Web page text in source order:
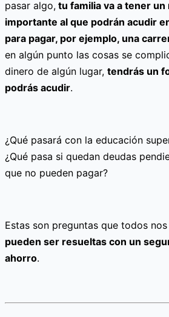
pasar algo, tu familia va a tener
importante al que podrán acudir
para pagar, por ejemplo, una
en algún punto las cosas se
dinero de algún lugar, tendrás un
podrás acudir.
¿Qué pasará con la educación
¿Qué pasa si quedan deudas
que no pueden pagar?
Estas son preguntas que todos
pueden ser resueltas con un
ahorro.